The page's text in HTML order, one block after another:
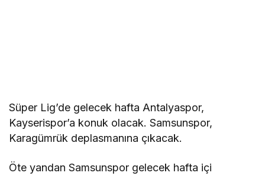
Süper Lig’de gelecek hafta Antalyaspor,
Kayserispor’a konuk olacak. Samsunspor,
Karagümrük deplasmanına çıkacak.
Öte yandan Samsunspor gelecek hafta içi